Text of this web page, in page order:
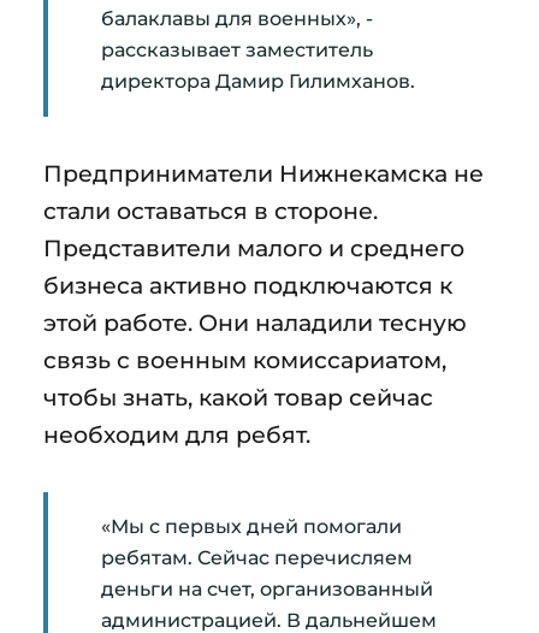
балаклавы для военных», -
рассказывает заместитель
директора Дамир Гилимханов.
Предприниматели Нижнекамска не
стали оставаться в стороне.
Представители малого и среднего
бизнеса активно подключаются к
этой работе. Они наладили тесную
связь с военным комиссариатом,
чтобы знать, какой товар сейчас
необходим для ребят.
«Мы с первых дней помогали
ребятам. Сейчас перечисляем
деньги на счет, организованный
администрацией. В дальнейшем